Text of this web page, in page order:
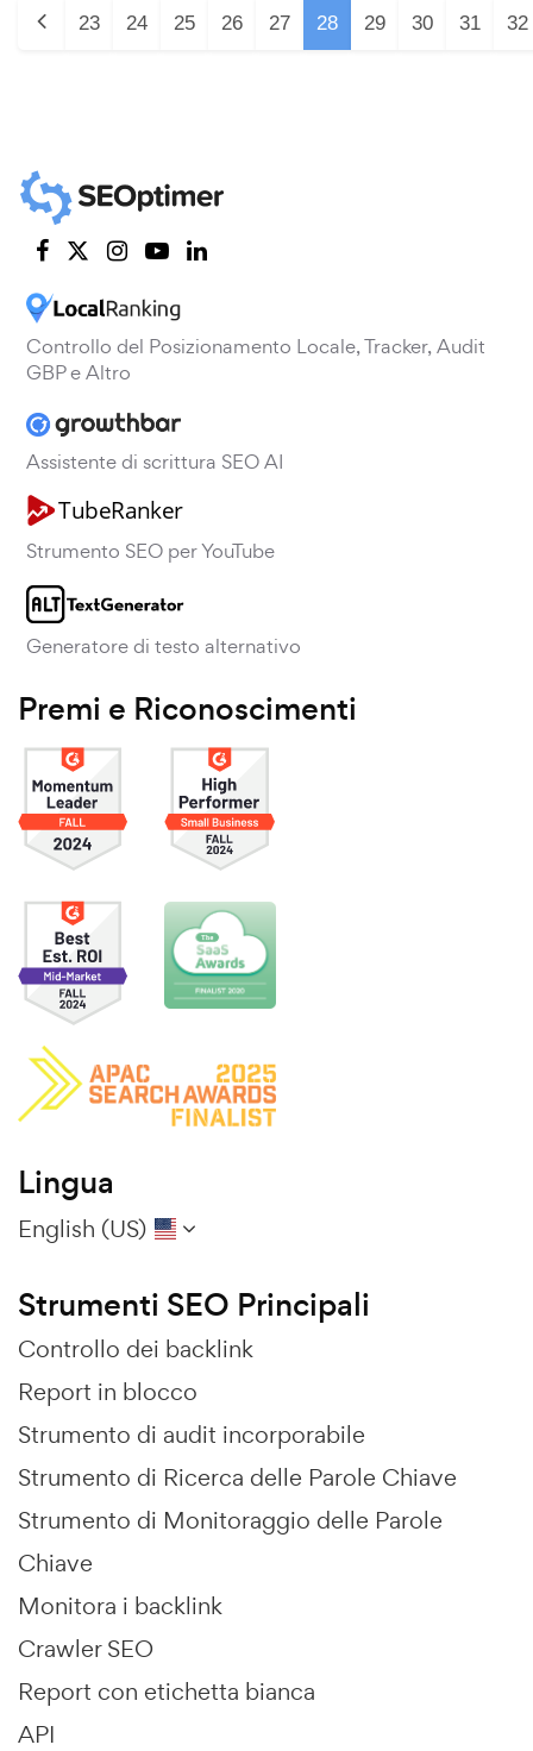
23 24 25 26 27 28 29 30 31 32
Controllo del Posizionamento Locale, Tracker, Audit
GBP e Altro
Assistente di scrittura SEO AI
Strumento SEO per YouTube
Generatore di testo alternativo
Premi e Riconoscimenti
Lingua
English (US)
Strumenti SEO Principali
Controllo dei backlink
Report in blocco
Strumento di audit incorporabile
Strumento di Ricerca delle Parole Chiave
Strumento di Monitoraggio delle Parole
Chiave
Monitora i backlink
Crawler SEO
Report con etichetta bianca
API